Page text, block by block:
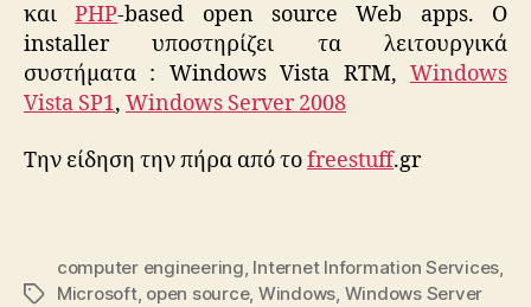
καιPHP-based open source Web apps. Ο
installer υποστηρίζει τα λειτουργικά
συστήματα : Windows Vista RTM, Windows
Vista SP1, Windows Server 2008
Την είδηση την πήρα από τοfreestuff.gr
Tags
computer engineering, Internet Information Services,
Microsoft, open source, Windows, Windows Server